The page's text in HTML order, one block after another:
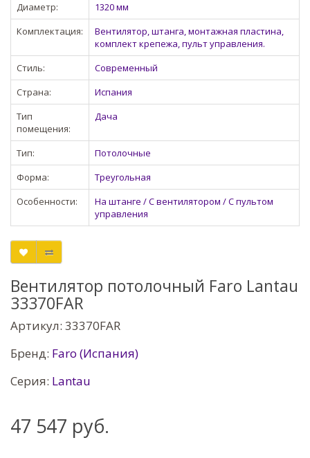
Диаметр:
1320 мм
Комплектация:
Вентилятор, штанга, монтажная пластина,
комплект крепежа, пульт управления.
Стиль:
Современный
Страна:
Испания
Тип
помещения:
Дача
Тип:
Потолочные
Форма:
Треугольная
Особенности:
На штанге / С вентилятором / С пультом
управления
Вентилятор потолочный Faro Lantau
33370FAR
Артикул: 33370FAR
Бренд: Faro (Испания)
Серия: Lantau
47 547 руб.